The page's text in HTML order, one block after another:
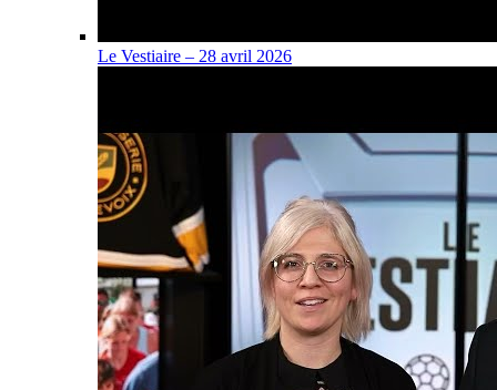
Le Vestiaire – 28 avril 2026